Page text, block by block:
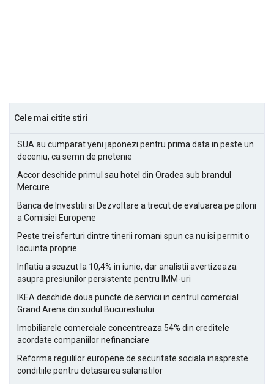
Cele mai citite stiri
SUA au cumparat yeni japonezi pentru prima data in peste un
deceniu, ca semn de prietenie
Accor deschide primul sau hotel din Oradea sub brandul
Mercure
Banca de Investitii si Dezvoltare a trecut de evaluarea pe piloni
a Comisiei Europene
Peste trei sferturi dintre tinerii romani spun ca nu isi permit o
locuinta proprie
Inflatia a scazut la 10,4% in iunie, dar analistii avertizeaza
asupra presiunilor persistente pentru IMM-uri
IKEA deschide doua puncte de servicii in centrul comercial
Grand Arena din sudul Bucurestiului
Imobiliarele comerciale concentreaza 54% din creditele
acordate companiilor nefinanciare
Reforma regulilor europene de securitate sociala inaspreste
conditiile pentru detasarea salariatilor